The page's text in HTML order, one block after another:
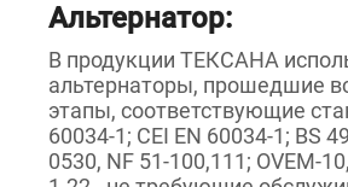
Альтернатор:
В продукции ТЕКСАНА
альтернаторы, прошедшие
этапы, соответствующие
60034-1; CEI EN 60034-1; BS
0530, NF 51-100,111; OVEM-